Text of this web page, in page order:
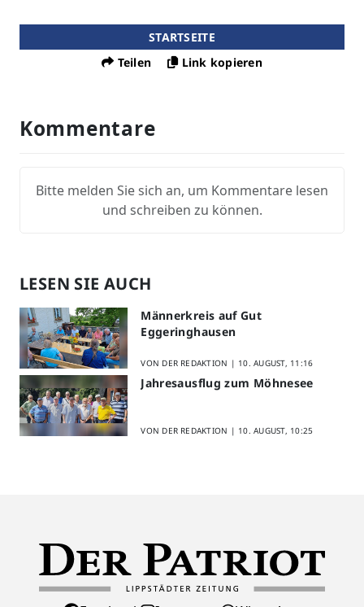
STARTSEITE
Teilen
Link kopieren
Kommentare
Bitte melden Sie sich an, um Kommentare lesen
und schreiben zu können.
LESEN SIE AUCH
Männerkreis auf Gut
Eggeringhausen
VON DER REDAKTION | 10. AUGUST, 11:16
Jahresausflug zum Möhnesee
VON DER REDAKTION | 10. AUGUST, 10:25